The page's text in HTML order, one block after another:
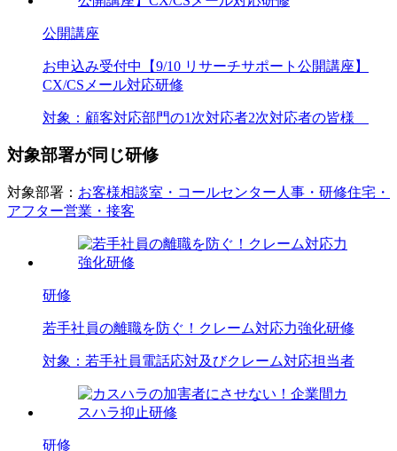
公開講座
お申込み受付中
【9/10 リサーチサポート公開講座】
CX/CSメール対応研修
対象： 顧客対応部門の1次対応者2次対応者の皆様
対象部署が同じ研修
対象部署： お客様相談室・コールセンター 人事・研修住宅・
アフター営業・接客
研修
若手社員の離職を防ぐ！クレーム対応力強化研修
対象： 若手社員電話応対及びクレーム対応担当者
研修